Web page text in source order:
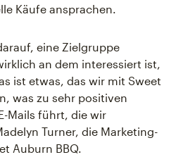
Käufe ansprachen.
eine Zielgruppe
an dem interessiert ist,
ist etwas, das wir mit Sweet
was zu sehr positiven
Mails führt, die wir
Turner, die Marketing-
Auburn BBQ.